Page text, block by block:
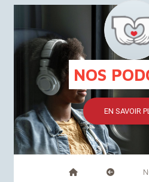
NOS
EN SAVOIR